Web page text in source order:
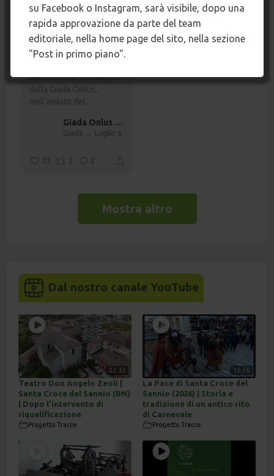
COSTRUISCONO
INSIEME
Si è svolto con grande
partecipazione il primo
del territorio, promosso
dalla Giada Onlus,
nell'ambito del...
Giada Onlus Cooperativa Sociale p.a.
Luglio 6
33 2 2
Mostra altro
Dal nostro canale YouTube
02:32
Teatro Don Angelo Zeoli |
Santa Croce del Sannio (BN)
| Dopo l’intervento di
riqualificazione
Progetto Tracce
16:56
La Pace di Santa Croce del
Sannio (2026) | Storia e
tradizione di un antico rito
di Carnevale
Progetto Tracce
su Facebook o Instagram, sarà visibile, dopo una
rapida approvazione da parte del team
editoriale, nella home page del sito, nella sezione
"Post in primo piano".